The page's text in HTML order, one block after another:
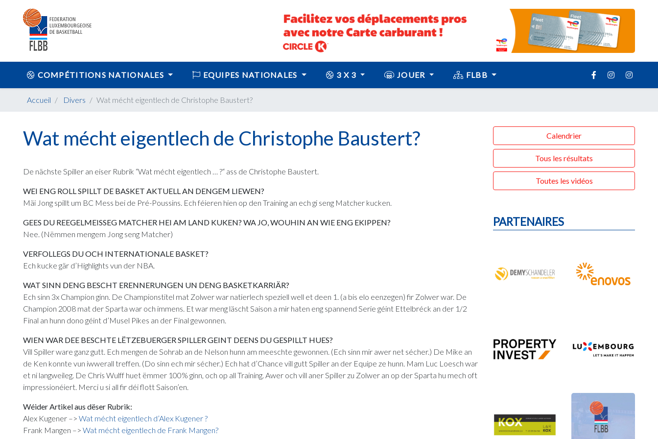
COMPÉTITIONS NATIONALES EQUIPES NATIONALES 3 X 3 JOUER FLBB
Accueil Divers Wat mécht eigentlech de Christophe Baustert?
Wat mécht eigentlech de Christophe Baustert?
De nächste Spiller an eiser Rubrik “Wat mécht eigentlech … ?“ ass de Christophe Baustert.
WEI ENG ROLL SPILLT DE BASKET AKTUELL AN DENGEM LIEWEN?
Mäi Jong spillt um BC Mess bei de Pré-Poussins. Ech féieren hien op den Training an ech gi seng Matcher kucken.
GEES DU REEGELMEISSEG MATCHER HEI AM LAND KUKEN? WA JO, WOUHIN AN WIE ENG EKIPPEN?
Nee. (Nëmmen mengem Jong seng Matcher)
VERFOLLEGS DU OCH INTERNATIONALE BASKET?
Ech kucke gär d’Highlights vun der NBA.
WAT SINN DENG BESCHT ERENNERUNGEN UN DENG BASKETKARRIÄR?
Ech sinn 3x Champion ginn. De Championstitel mat Zolwer war natierlech speziell well et deen 1. (a bis elo eenzegen) fir Zolwer war. De
Champion 2008 mat der Sparta war och immens. Et war meng läscht Saison a mir haten eng spannend Serie géint Ettelbréck an der 1/2
Final an hunn dono géint d’Musel Pikes an der Final gewonnen.
WIEN WAR DEE BESCHTE LËTZEBUERGER SPILLER GEINT DEENS DU GESPILLT HUES?
Vill Spiller ware ganz gutt. Ech mengen de Sohrab an de Nelson hunn am meeschte gewonnen. (Ech sinn mir awer net sécher.) De Mike an
de Ken konnte vun iwwerall treffen. (Do sinn ech mir sécher.) Ech hat d’Chance vill gutt Spiller an der Equipe ze hunn. Mam Luc Loesch war
et ni langweileg. De Chris Wulff huet ëmmer 100% ginn, och op all Training. Awer och vill aner Spiller zu Zolwer an op der Sparta hu mech oft
impressionéiert. Merci u si all fir déi flott Saison’en.
Wéider Artikel aus dëser Rubrik:
Alex Kugener –> Wat mécht eigentlech d’Alex Kugener ?
Frank Mangen –> Wat mécht eigentlech de Frank Mangen?
Calendrier
Tous les résultats
Toutes les vidéos
PARTENAIRES